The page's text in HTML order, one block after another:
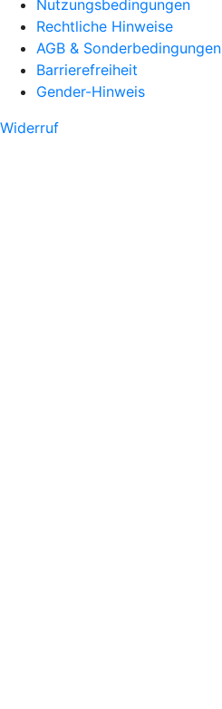
Nutzungsbedingungen
Rechtliche Hinweise
AGB & Sonderbedingungen
Barrierefreiheit
Gender-Hinweis
Widerruf